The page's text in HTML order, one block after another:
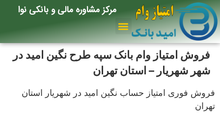
مرکز مشاوره مالی و بانکی نوا
فروش امتیاز وام بانک سپه طرح نگین امید در
شهر شهریار – استان تهران
فروش فوری امتیاز حساب نگین امید در شهریار استان
تهران